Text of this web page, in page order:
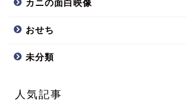
カニの面白映像
おせち
未分類
人気記事